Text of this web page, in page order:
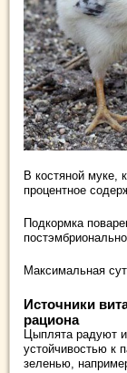
В костяной муке,
процентное
Подкормка
Максимальная
Источники
рациона
Цыплята радуют
устойчивостью к
зеленью,